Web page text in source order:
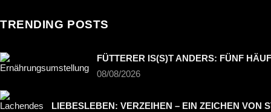
TRENDING POSTS
FÜTTERER IS(S)T ANDERS: FÜNF
08/08/2026
LIEBESLEBEN: VERZEIHEN – EIN ZEICHEN VON